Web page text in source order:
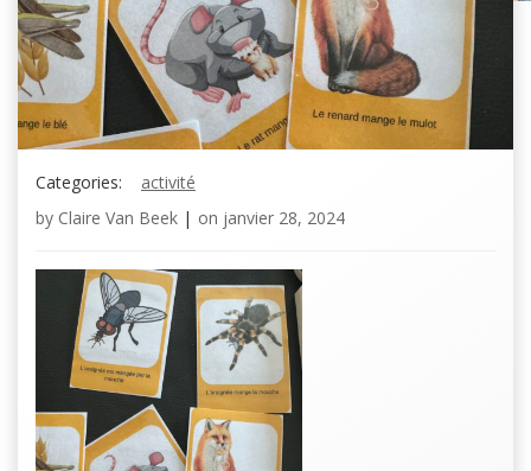
Categories:
activité
by Claire Van Beek | on janvier 28, 2024